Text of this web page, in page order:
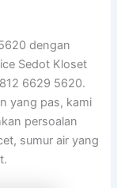
dengan
Sedot Kloset
6629 5620.
yang pas, kami
persoalan
sumur air yang